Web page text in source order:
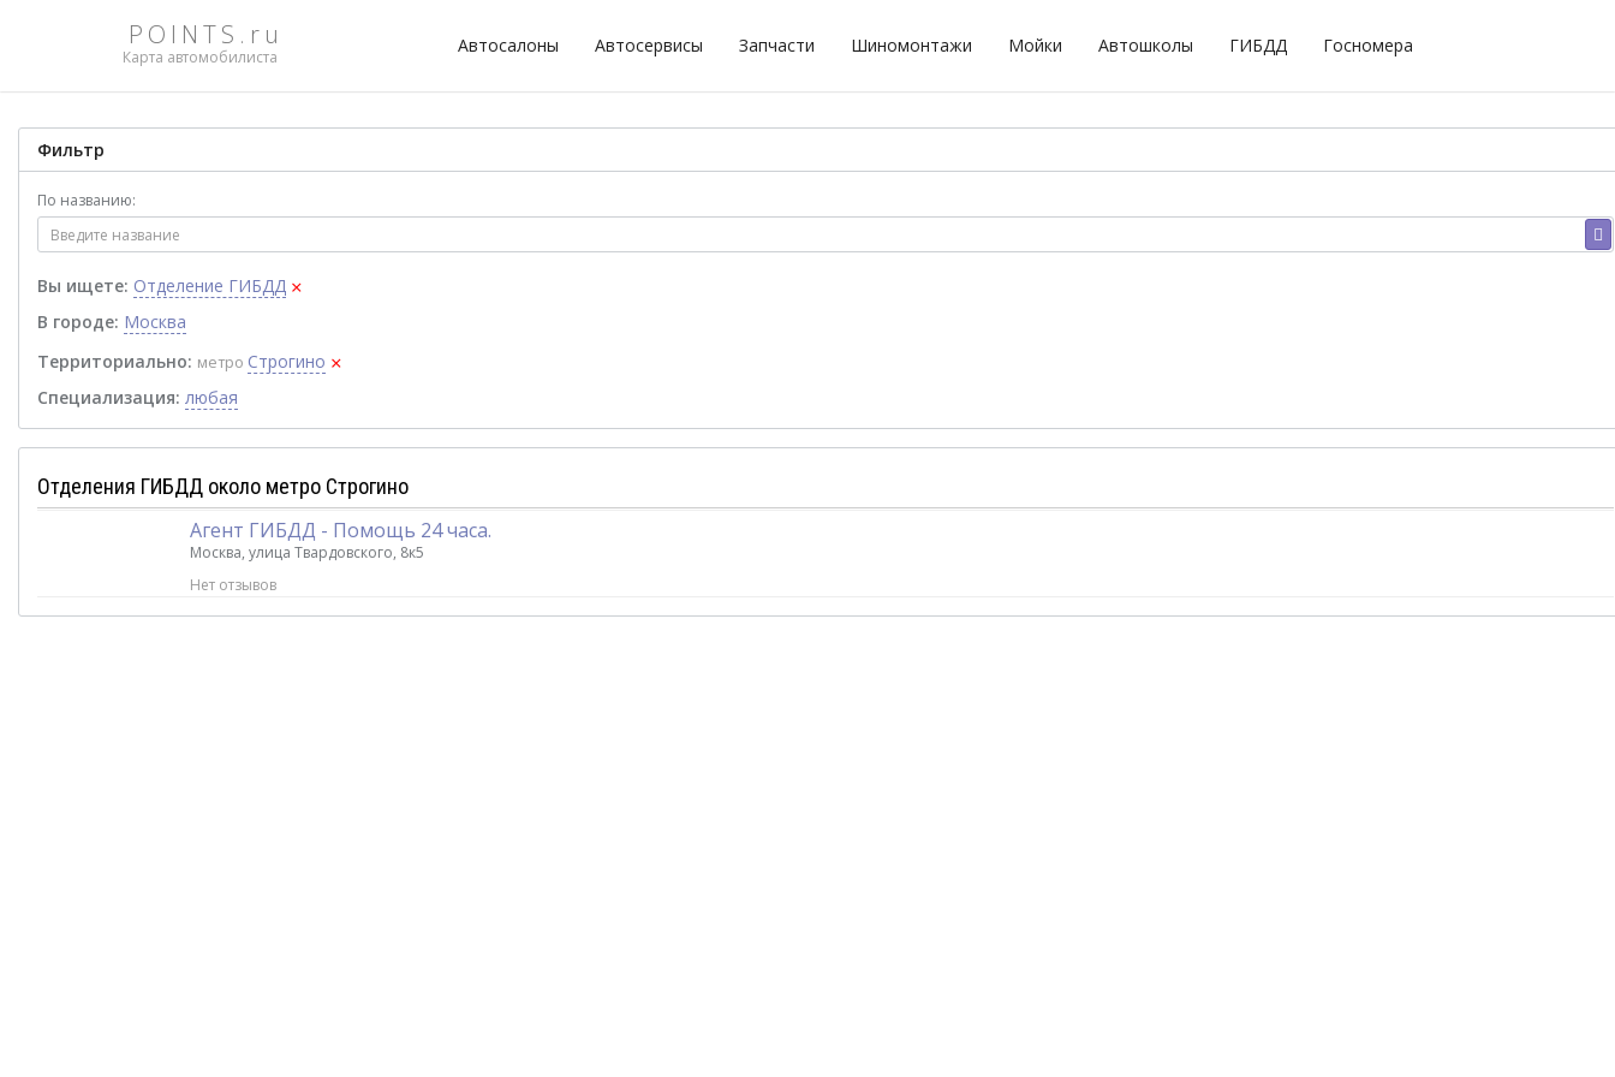
POINTS.ru
Карта автомобилиста
Автосалоны Автосервисы Запчасти Шиномонтажи Мойки Автошколы ГИБДД Госномера
Фильтр
По названию:
Вы ищете: Отделение ГИБДД ×
В городе: Москва
Территориально: метро Строгино ×
Специализация: любая
Отделения ГИБДД около метро Строгино
Агент ГИБДД - Помощь 24 часа.
Москва, улица Твардовского, 8к5
Нет отзывов